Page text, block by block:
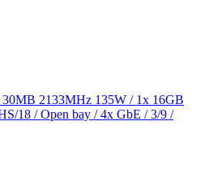
2133MHz 135W / 1x 16GB
18 / Open bay / 4x GbE / 3/9 /